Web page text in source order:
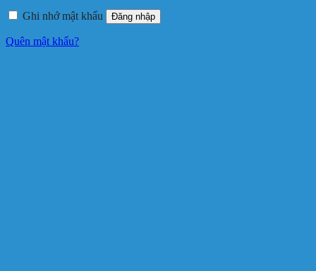
Ghi nhớ mật khẩu Đăng nhập
Quên mật khẩu?